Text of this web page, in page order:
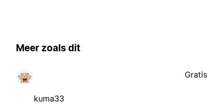
Meer zoals dit
kuma33
Gratis